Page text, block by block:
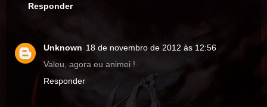
Responder
Unknown 18 de novembro de 2012 às 12:56
Valeu, agora eu animei !
Responder